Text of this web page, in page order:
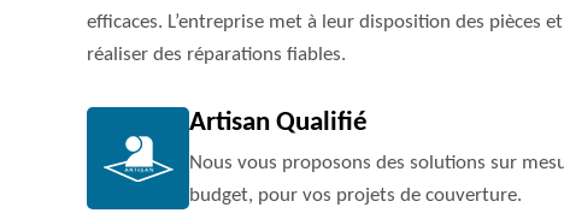
efficaces. L’entreprise met à leur disposition des pièces
réaliser des réparations fiables.
Artisan Qualifié
Nous vous proposons des solutions sur
budget, pour vos projets de couverture.